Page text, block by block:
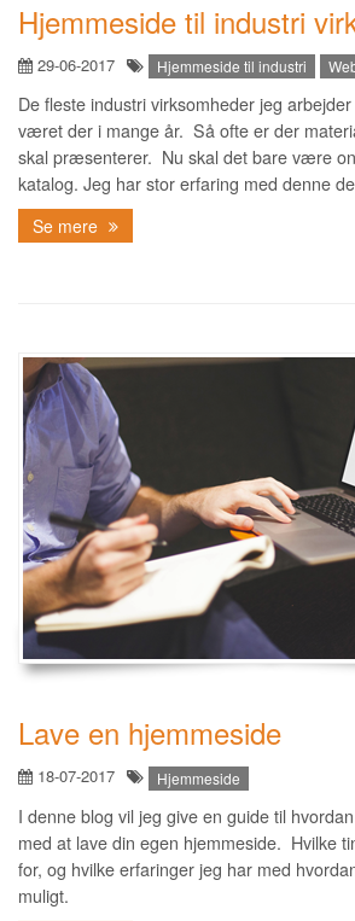
Hjemmeside til industri
29-06-2017 Hjemmeside til industri
De fleste industri virksomheder jeg
været der i mange år. Så ofte er der
skal præsenterer. Nu skal det bare være
katalog. Jeg har stor erfaring med denne
Se mere
Lave en hjemmeside
18-07-2017 Hjemmeside
I denne blog vil jeg give en guide til
med at lave din egen hjemmeside. Hvilke
for, og hvilke erfaringer jeg har med
muligt.